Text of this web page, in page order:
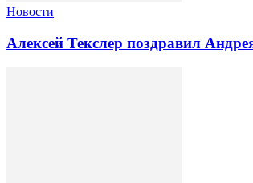
Новости
Алексей Текслер поздравил